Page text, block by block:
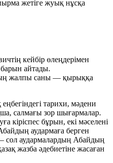
жетіге жуық нұсқа
кейбір өлеңдерімен
барын айтады.
жалпы саны — қырыққа
тарихи, мәдени
салмағы зор шығармалар.
кіріспес бұрын, екі мәселені
аудармаға берген
сол аудармалардың Абайдың
жазба әдебиетіне жасаған